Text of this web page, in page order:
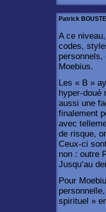
Patrick
A ce
codes,
Moebius.
Les « B »
hyper-doué
aussi une
finalement
avec
de risque,
Ceux-ci
non : outre
Jusqu’au
Pour
spirituel »